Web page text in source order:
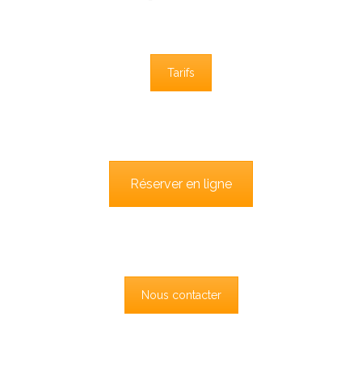
Tarifs
Réserver en ligne
Nous contacter